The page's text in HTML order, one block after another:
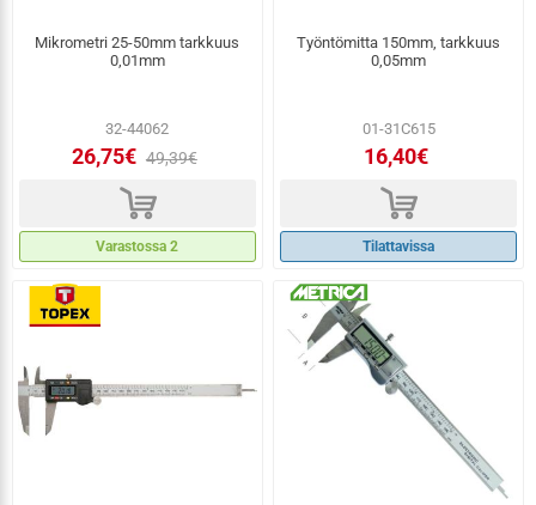
Mikrometri 25-50mm tarkkuus
0,01mm
32-44062
26,75€ 49,39€
d
Varastossa 2
Työntömitta 150mm, tarkkuus
0,05mm
01-31C615
16,40€
d
Tilattavissa